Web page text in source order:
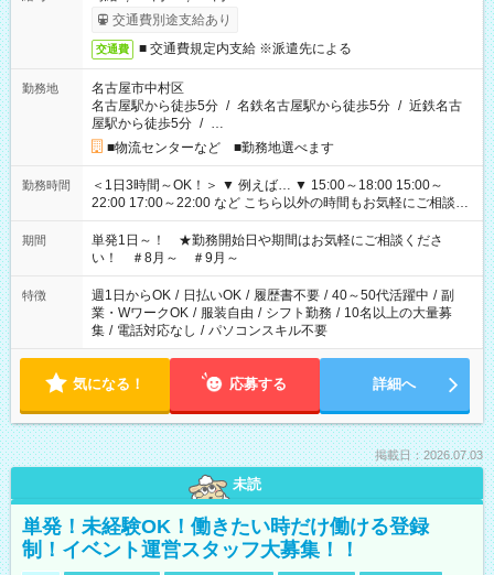
交通費別途支給あり
交通費 ■ 交通費規定内支給 ※派遣先による
勤務地
名古屋市中村区
名古屋駅から徒歩5分 / 名鉄名古屋駅から徒歩5分 / 近鉄名古
屋駅から徒歩5分 / …
■物流センターなど ■勤務地選べます
勤務時間
＜1日3時間～OK！＞ ▼ 例えば… ▼ 15:00～18:00 15:00～
22:00 17:00～22:00 など こちら以外の時間もお気軽にご相談く
ださい！
期間
単発1日～！ ★勤務開始日や期間はお気軽にご相談くださ
い！ ＃8月～ ＃9月～
特徴 週1日からOK / 日払いOK / 履歴書不要 / 40～50代活躍中 / 副
業・WワークOK / 服装自由 / シフト勤務 / 10名以上の大量募
集 / 電話対応なし / パソコンスキル不要
気になる！ 応募する 詳細へ
掲載日：2026.07.03
未読
単発！未経験OK！働きたい時だけ働ける登録
制！イベント運営スタッフ大募集！！